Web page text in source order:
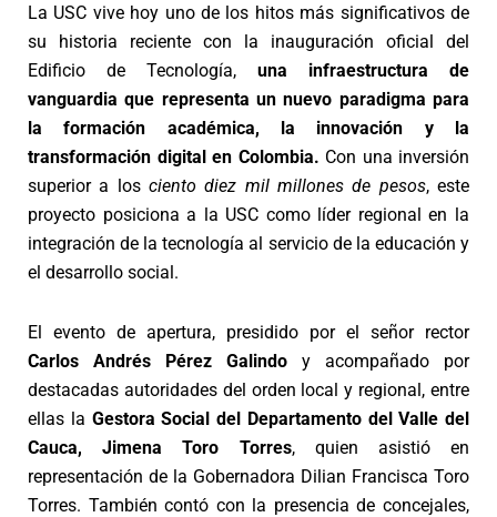
La USC vive hoy uno de los hitos más significativos de
su historia reciente con la inauguración oficial del
Edificio de Tecnología, una infraestructura de
vanguardia que representa un nuevo paradigma para
la formación académica, la innovación y la
transformación digital en Colombia. Con una inversión
superior a los ciento diez mil millones de pesos, este
proyecto posiciona a la USC como líder regional en la
integración de la tecnología al servicio de la educación y
el desarrollo social.
El evento de apertura, presidido por el señor rector
Carlos Andrés Pérez Galindo y acompañado por
destacadas autoridades del orden local y regional, entre
ellas la Gestora Social del Departamento del Valle del
Cauca, Jimena Toro Torres, quien asistió en
representación de la Gobernadora Dilian Francisca Toro
Torres. También contó con la presencia de concejales,